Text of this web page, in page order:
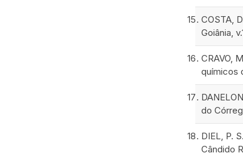
COSTA,
Goiânia,
CRAVO,
químicos
do
DIEL, P.
Cândido